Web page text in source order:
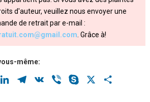
d'auteur, veuillez nous envoyer une
de retrait par e-mail :
. Grâce à!
même:
LinkedInTelegram
VK Viber Skype